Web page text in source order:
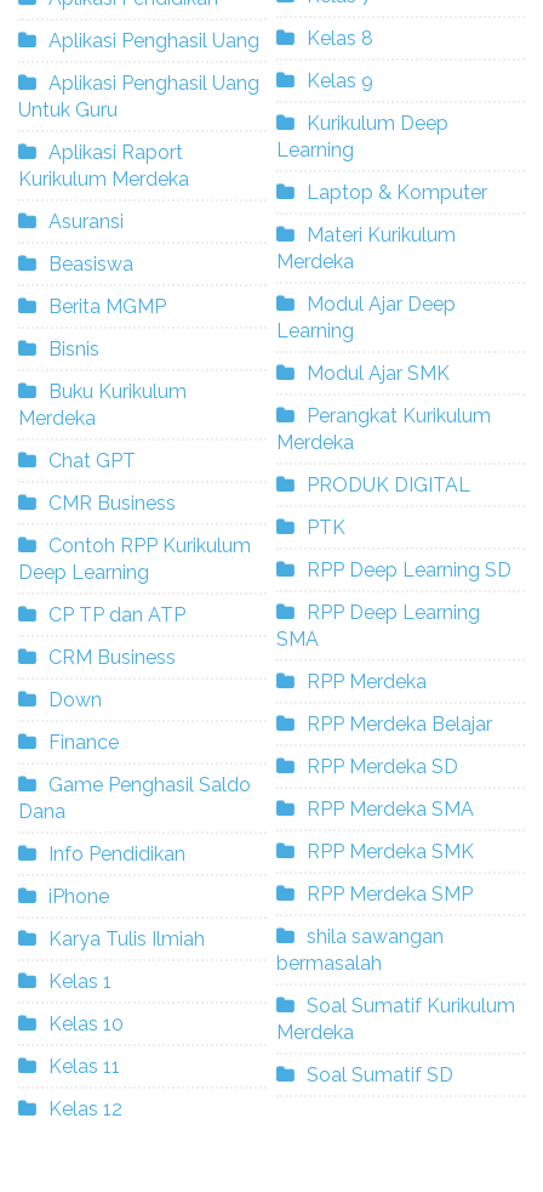
Aplikasi Penghasil Uang
Aplikasi Penghasil Uang
Untuk Guru
Aplikasi Raport
Kurikulum Merdeka
Asuransi
Beasiswa
Berita MGMP
Bisnis
Buku Kurikulum
Merdeka
Chat GPT
CMR Business
Contoh RPP Kurikulum
Deep Learning
CP TP dan ATP
CRM Business
Down
Finance
Game Penghasil Saldo
Dana
Info Pendidikan
iPhone
Karya Tulis Ilmiah
Kelas 1
Kelas 10
Kelas 11
Kelas 12
Kelas 8
Kelas 9
Kurikulum Deep
Learning
Laptop & Komputer
Materi Kurikulum
Merdeka
Modul Ajar Deep
Learning
Modul Ajar SMK
Perangkat Kurikulum
Merdeka
PRODUK DIGITAL
PTK
RPP Deep Learning SD
RPP Deep Learning
SMA
RPP Merdeka
RPP Merdeka Belajar
RPP Merdeka SD
RPP Merdeka SMA
RPP Merdeka SMK
RPP Merdeka SMP
shila sawangan
bermasalah
Soal Sumatif Kurikulum
Merdeka
Soal Sumatif SD